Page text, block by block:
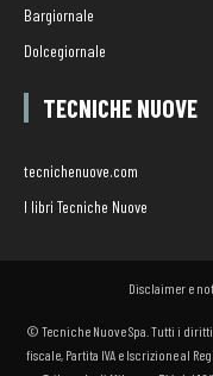
Bargiornale
Dolcegiornale
TECNICHE NUOVE
tecnichenuove.com
I libri Tecniche Nuove
Disclaimer e
© Tecniche Nuove Spa. Tutti i diritti
fiscale, Partita IVA e Iscrizione al